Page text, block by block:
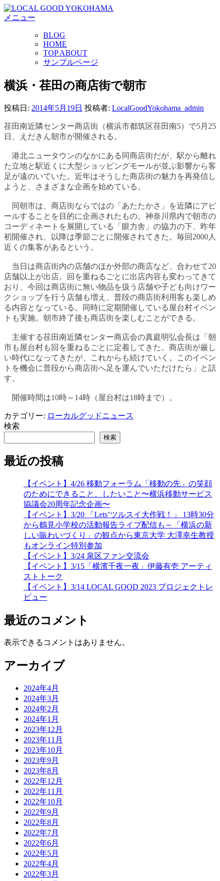
コ
ン
キ
ッ
メニュー
BLOG
HOME
TOP ABOUT
サンプルページ
横浜・荏田の商店街で朝市
投稿日: 2014年5月19日 投稿者: LocalGoodYokohama_admin
荏田南近隣センター商店街（横浜市都筑区荏田南5）で5月25
日、えだきん朝市が開催される。
港北ニュータウンのなかにある同商店街だが、駅から離れ
た立地と駅近くに大型ショッピングモールが並ぶ影響から客
足が遠のいていた。近年はそうした商店街の魅力を再発信し
ようと、さまざまな企画を始めている。
同朝市は、商店街ならではの「あたたかさ」を近隣にアピ
ールすることを目的に企画されたもの。神奈川県内で朝市の
コーディネートを展開している「眼力舎」の協力の下、昨年
初開催され、以降は季節ごとに開催されてきた。毎回2000人
近くの集客があるという。
当日は商店街内の店舗のほか外部の商店など、合わせて20
店舗以上が出店。回を重ねるごとに出店内容も変わってきて
おり、今回は商店街に無い物品を扱う店舗や子ども向けワー
クショップを行う店舗も増え、普段の商店街利用客も楽しめ
る内容となっている。同時に定期開催している屋台村イベン
トも実施。朝市終了後も商店街を楽しむことができる。
主催する荏田南近隣センター商店会の真庭明弘会長は「朝
市も屋台村も回を重ねるごとに定着してきた。商店街が厳し
い時代になってきたが、これからも続けていく。このイベン
トを機会に普段から商店街へ足を運んでいただけたら」と話
す。
開催時間は10時～14時（屋台村は18時まで）。
カテゴリー: ローカルグッドニュース
検索
検索
最近の投稿
【イベント】4/26 移動フォーラム「移動の先」の笑顔
のためにできること、したいこと〜横浜移動サービス
協議会20周年記念企画〜
【イベント】3/20 「Lets’ツルスイ大作戦！」 13時30分
から鶴見小学校の活動報告ライブ配信も～「横浜の新
しい賑わいづくり」の観点から東京大学 大澤幸生教授
もオンライン特別参加
【イベント】3/24 泉区ファン交流会
【イベント】3/15「横濱千夜一夜」伊藤有壱 アーティ
ストトーク
【イベント】3/14 LOCAL GOOD 2023 プロジェクトレ
ビュー
最近のコメント
表示できるコメントはありません。
アーカイブ
2024年4月
2024年3月
2024年2月
2024年1月
2023年12月
2023年11月
2023年10月
2023年9月
2023年8月
2022年12月
2022年11月
2022年10月
2022年9月
2022年8月
2022年7月
2022年6月
2022年5月
2022年4月
2022年3月